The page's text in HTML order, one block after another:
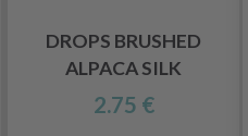
DROPS BRUSHED
ALPACA SILK
2.75 €